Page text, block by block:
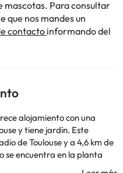
mascotas. Para consultar
que nos mandes un
contacto informando del
alojamiento con una
y tiene jardín. Este
de Toulouse y a 4,6 km de
pantalla plana y cocina